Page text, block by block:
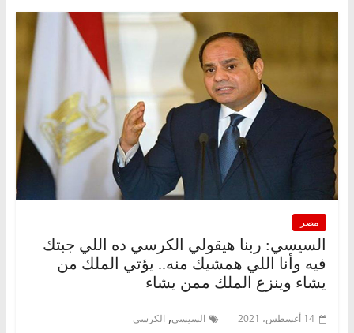
مصر
السيسي: ربنا هيقولي الكرسي ده اللي جبتك
فيه وأنا اللي همشيك منه.. يؤتي الملك من
يشاء وينزع الملك ممن يشاء
14 أغسطس، 2021 السيسي, الكرسي